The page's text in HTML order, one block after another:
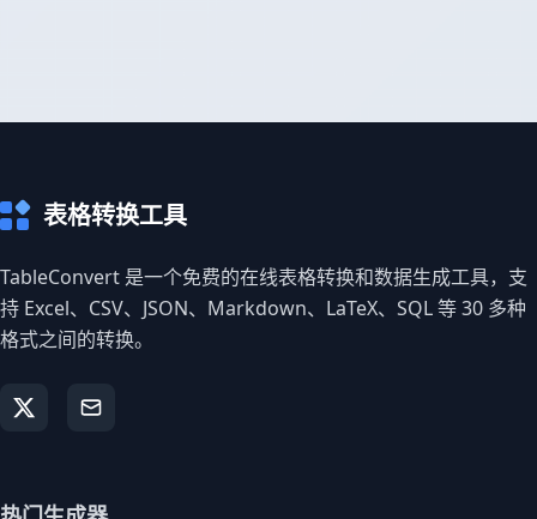
表格转换工具
TableConvert 是一个免费的在线表格转换和数据生成工具，支
持 Excel、CSV、JSON、Markdown、LaTeX、SQL 等 30 多种
格式之间的转换。